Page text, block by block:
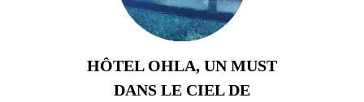
HÔTEL OHLA, UN MUST
DANS LE CIEL DE